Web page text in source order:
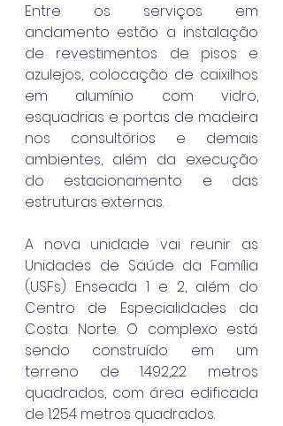
Entre os serviços em
andamento estão a instalação
de revestimentos de pisos e
azulejos, colocação de caixilhos
em alumínio com vidro,
esquadrias e portas de madeira
nos consultórios e demais
ambientes, além da execução
do estacionamento e das
estruturas externas.
A nova unidade vai reunir as
Unidades de Saúde da Família
(USFs) Enseada 1 e 2, além do
Centro de Especialidades da
Costa Norte. O complexo está
sendo construído em um
terreno de 1.492,22 metros
quadrados, com área edificada
de 1.254 metros quadrados.